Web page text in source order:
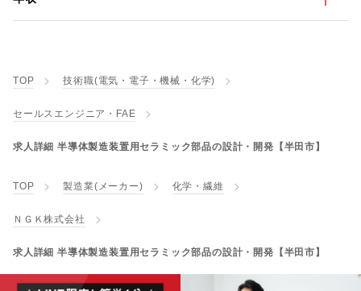
TOP 技術職(電気・電子・機械・化学)
セールスエンジニア・FAE
求人詳細 半導体製造装置用セラミック部品の設計・開発【半田市】
TOP 製造業(メーカー) 化学・繊維
ＮＧＫ株式会社
求人詳細 半導体製造装置用セラミック部品の設計・開発【半田市】